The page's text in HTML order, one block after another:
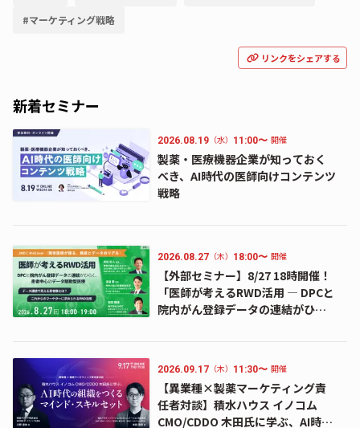
#マーケティング戦略
リンクをシェアする
新着セミナー
2026.08.19 （水） 11:00〜 開催
製薬・医療機器企業が知っておく
べき、AI時代の医師向けコンテンツ
戦略
2026.08.27 （木） 18:00〜 開催
【外部セミナー】8/27 18時開催！
「医師が考えるRWD活用 ― DPCと
院内がん登録データの連結がひら
2026.09.17 （木） 11:30〜 開催
【異業種×製薬マーケティング責
任者対談】積水ハウス イノコム
CMO/CDDO 木田氏に学ぶ、AI時代